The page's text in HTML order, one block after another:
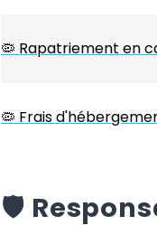
🦠 Rapatriement en
🦠 Frais
️🛡️